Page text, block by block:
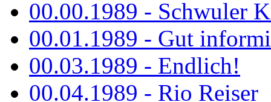
00.00.1989 - Schwuler
00.01.1989 - Gut
00.03.1989 - Endlich!
00.04.1989 - Rio Reiser